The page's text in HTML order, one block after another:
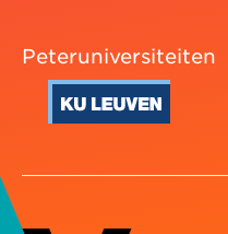
Peteruniversiteiten